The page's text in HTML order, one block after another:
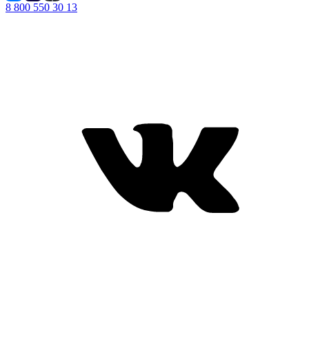
8 800 550 30 13